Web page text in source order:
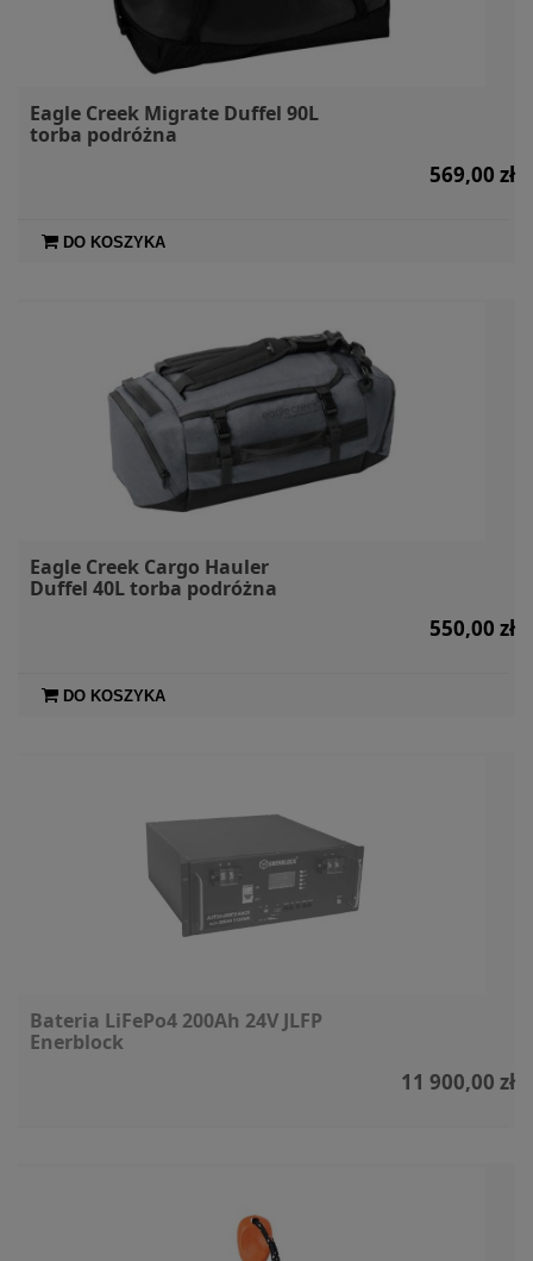
Eagle Creek Migrate Duffel 90L
torba podróżna
569,00 zł
DO KOSZYKA
Eagle Creek Cargo Hauler
Duffel 40L torba podróżna
550,00 zł
DO KOSZYKA
Bateria LiFePo4 200Ah 24V JLFP
Enerblock
11 900,00 zł